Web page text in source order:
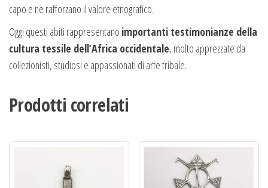
capo e ne rafforzano il valore etnografico.
Oggi questi abiti rappresentano importanti testimonianze della
cultura tessile dell’Africa occidentale, molto apprezzate da
collezionisti, studiosi e appassionati di arte tribale.
Prodotti correlati